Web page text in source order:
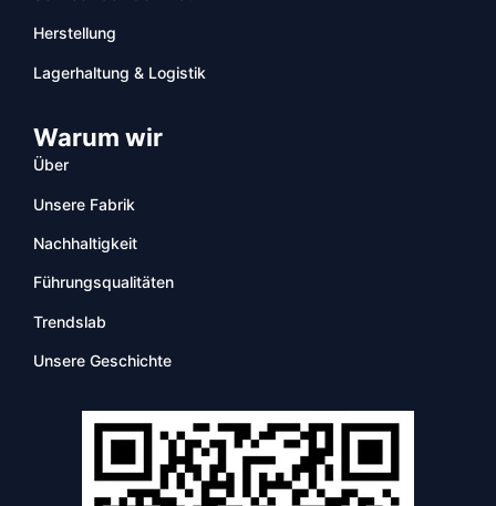
Herstellung
Lagerhaltung & Logistik
Warum wir
Über
Unsere Fabrik
Nachhaltigkeit
Führungsqualitäten
Trendslab
Unsere Geschichte